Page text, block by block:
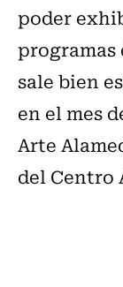
poder
programas
sale bien
en el mes
Arte
del Centro